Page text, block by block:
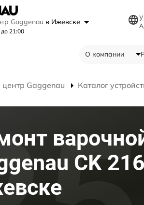
Gaggenau в Ижевске
21:00
О компании
Gaggenau Каталог
CK